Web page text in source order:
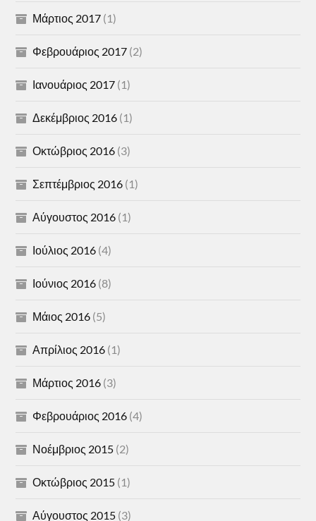
Μάρτιος 2017 (1)
Φεβρουάριος 2017 (2)
Ιανουάριος 2017 (1)
Δεκέμβριος 2016 (1)
Οκτώβριος 2016 (3)
Σεπτέμβριος 2016 (1)
Αύγουστος 2016 (1)
Ιούλιος 2016 (4)
Ιούνιος 2016 (8)
Μάιος 2016 (5)
Απρίλιος 2016 (1)
Μάρτιος 2016 (3)
Φεβρουάριος 2016 (4)
Νοέμβριος 2015 (2)
Οκτώβριος 2015 (1)
Αύγουστος 2015 (3)